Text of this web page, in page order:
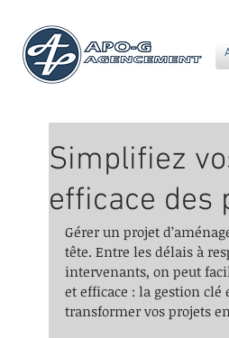
Simplifiez
efficace des
Gérer un projet
tête. Entre les délais à
intervenants, on peut
et efficace : la gestion
transformer vos projets